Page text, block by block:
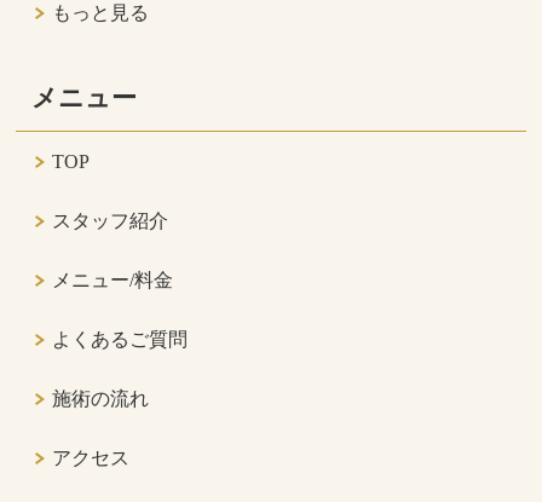
もっと見る
メニュー
TOP
スタッフ紹介
メニュー/料金
よくあるご質問
施術の流れ
アクセス